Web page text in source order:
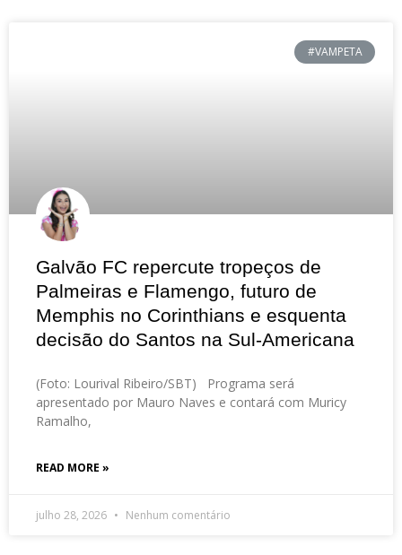
#VAMPETA
Galvão FC repercute tropeços de
Palmeiras e Flamengo, futuro de
Memphis no Corinthians e esquenta
decisão do Santos na Sul-Americana
(Foto: Lourival Ribeiro/SBT) Programa será
apresentado por Mauro Naves e contará com Muricy
Ramalho,
READ MORE »
julho 28, 2026 Nenhum comentário